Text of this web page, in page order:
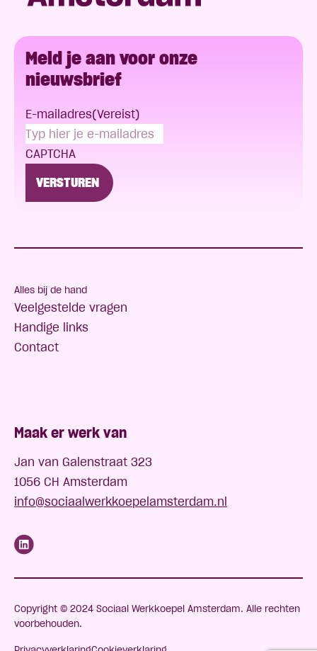
Meld je aan voor onze
nieuwsbrief
E-mailadres(Vereist)
CAPTCHA
Alles bij de hand
Veelgestelde vragen
Handige links
Contact
Maak er werk van
Jan van Galenstraat 323
1056 CH Amsterdam
info@sociaalwerkkoepelamsterdam.nl
Copyright © 2024 Sociaal Werkkoepel Amsterdam. Alle rechten
voorbehouden.